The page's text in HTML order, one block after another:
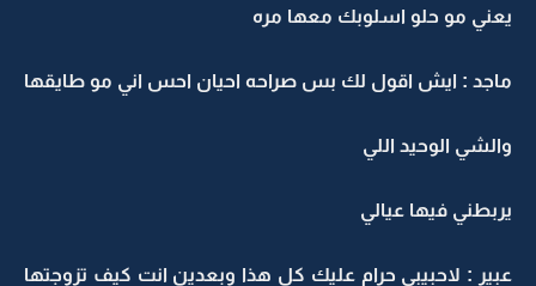
يعني مو حلو اسلوبك معها مره
ماجد : ايش اقول لك بس صراحه احيان احس اني مو طايقها
والشي الوحيد اللي
يربطني فيها عيالي
عبير : لاحبيبي حرام عليك كل هذا وبعدين انت كيف تزوجتها